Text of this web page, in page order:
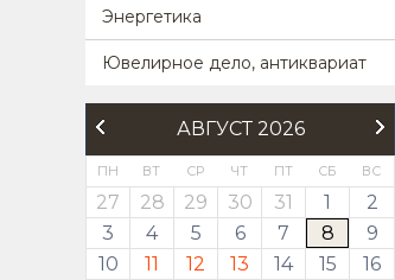
Энергетика
Ювелирное дело, антиквариат
АВГУСТ 2026
ПН ВТ СР ЧТ ПТ СБ ВС
27 28 29 30 31 1
2
3
4 5 6 7 8
9
10
11 12 13 14 15
16